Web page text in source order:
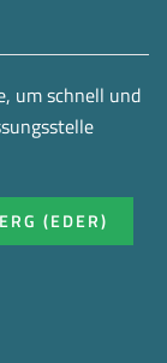
um schnell und
(EDER)